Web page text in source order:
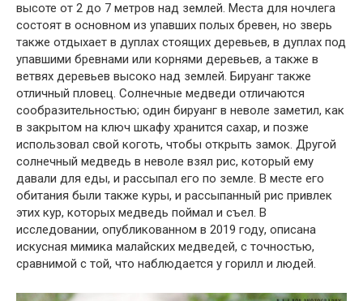
высоте от 2 до 7 метров над землей. Места для ночлега
состоят в основном из упавших полых бревен, но зверь
также отдыхает в дуплах стоящих деревьев, в дуплах под
упавшими бревнами или корнями деревьев, а также в
ветвях деревьев высоко над землей. Бируанг также
отличный пловец. Солнечные медведи отличаются
сообразительностью; один бируанг в неволе заметил, как
в закрытом на ключ шкафу хранится сахар, и позже
использовал свой коготь, чтобы открыть замок. Другой
солнечный медведь в неволе взял рис, который ему
давали для еды, и рассыпал его по земле. В месте его
обитания были также куры, и рассыпанный рис привлек
этих кур, которых медведь поймал и съел. В
исследовании, опубликованном в 2019 году, описана
искусная мимика малайских медведей, с точностью,
сравнимой с той, что наблюдается у горилл и людей.